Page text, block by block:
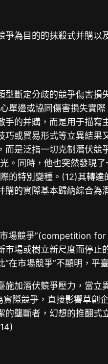
爭為目的的抹殺式并購以
斷定分歧的競爭傷害
單邊或協同傷害損失實
的并購，而是用于描
或貿易形式等立異結
是泛指一切克制潛伏
。同時，他也突然發現
的特別變種。(12)其轉
的實際基本歸納綜合為
場競爭”(competition
場或樹立新尺度而停
市場競爭”不顯明，平
加潛伏競爭壓力，當
際競爭，直接影響草
壟斷者，幻想的推翻